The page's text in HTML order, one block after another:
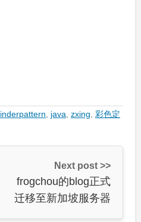
java zxing 彩色定
Next post >>
frogchou的blog正式
迁移至新加坡服务器